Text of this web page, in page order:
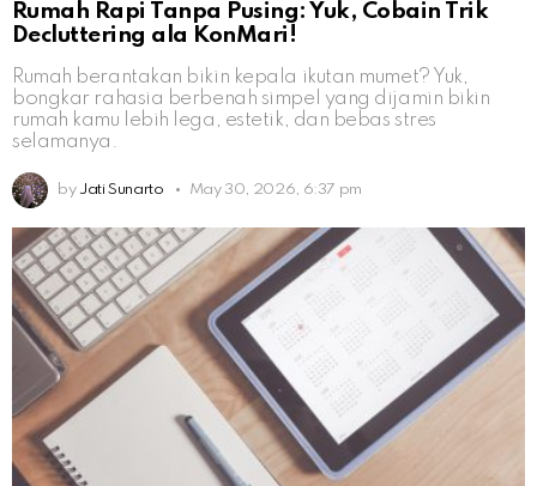
Rumah Rapi Tanpa Pusing: Yuk, Cobain Trik
Decluttering ala KonMari!
Rumah berantakan bikin kepala ikutan mumet? Yuk,
bongkar rahasia berbenah simpel yang dijamin bikin
rumah kamu lebih lega, estetik, dan bebas stres
selamanya.
by Jati Sunarto May 30, 2026, 6:37 pm